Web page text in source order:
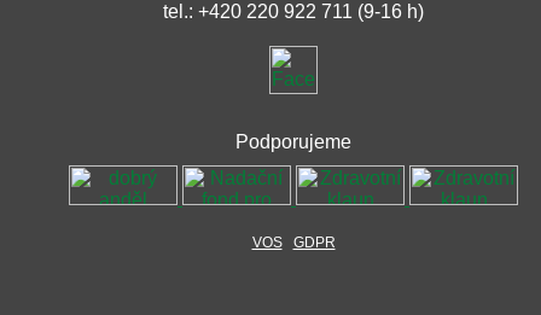
tel.: +420 220 922 711 (9-16 h)
Podporujeme
VOS GDPR